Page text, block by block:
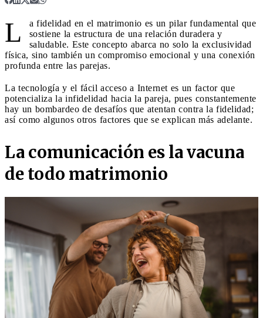
L
a fidelidad en el matrimonio es un pilar fundamental que
sostiene la estructura de una relación duradera y
saludable. Este concepto abarca no solo la exclusividad
física, sino también un compromiso emocional y una conexión
profunda entre las parejas.
La tecnología y el fácil acceso a Internet es un factor que
potencializa la infidelidad hacia la pareja, pues constantemente
hay un bombardeo de desafíos que atentan contra la fidelidad;
así como algunos otros factores que se explican más adelante.
La comunicación es la vacuna
de todo matrimonio